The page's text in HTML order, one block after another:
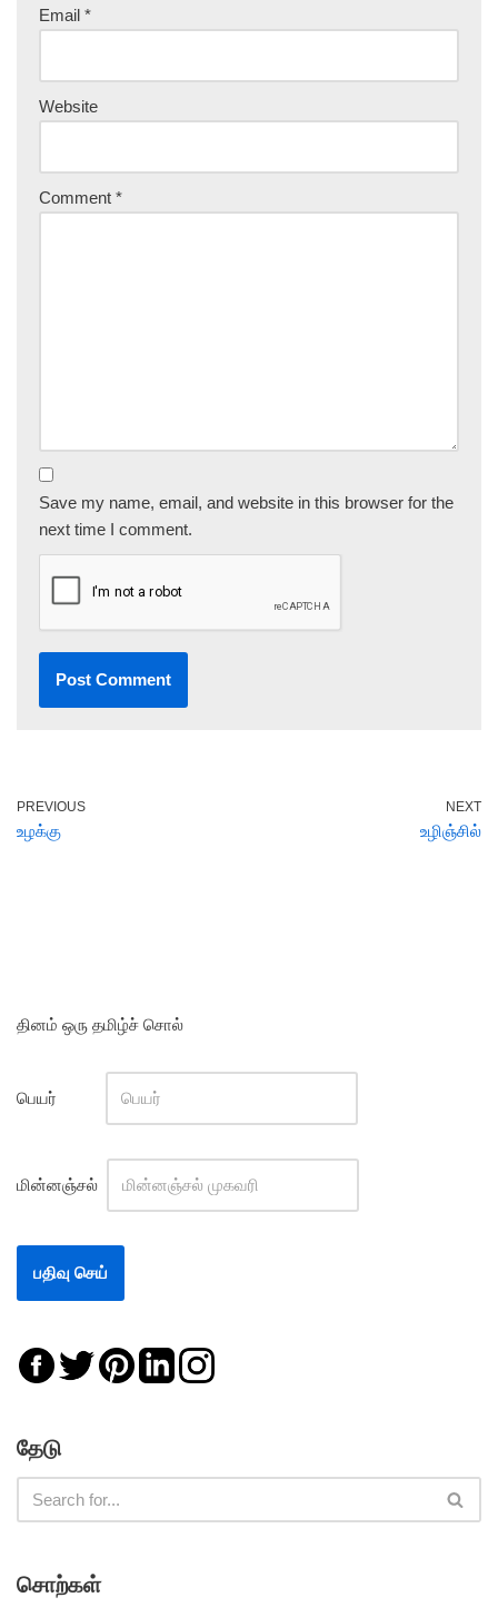
Email *
Website
Comment *
Save my name, email, and website in this browser for the
next time I comment.
PREVIOUS
உழக்கு
NEXT
உழிஞ்சில்
தினம் ஒரு தமிழ்ச் சொல்
பெயர்
மின்னஞ்சல்
தேடு
சொற்கள்